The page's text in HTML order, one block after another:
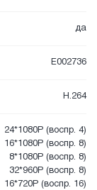
да
E002736
H.264
24*1080P (воспр. 4)
16*1080P (воспр. 8)
8*1080P (воспр. 8)
32*960P (воспр. 8)
16*720P (воспр. 16)